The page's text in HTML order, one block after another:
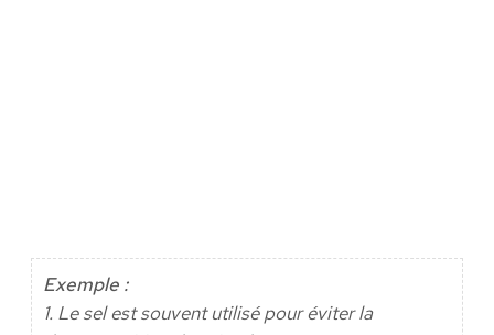
Exemple :
1. Le sel est souvent utilisé pour éviter la